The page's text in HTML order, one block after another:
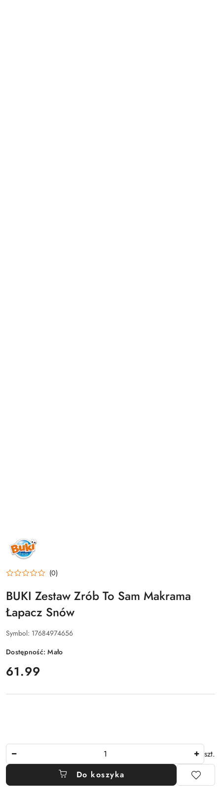
NAZWA
PRODUCENTA:
BUKI
(0)
BUKI Zestaw Zrób To Sam Makrama
Łapacz Snów
Symbol: 17684974656
Dostępność:Mało
cena:
61.99
szt.
Do koszyka